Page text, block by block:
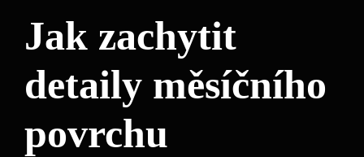
Jak zachytit
detaily měsíčního
povrchu